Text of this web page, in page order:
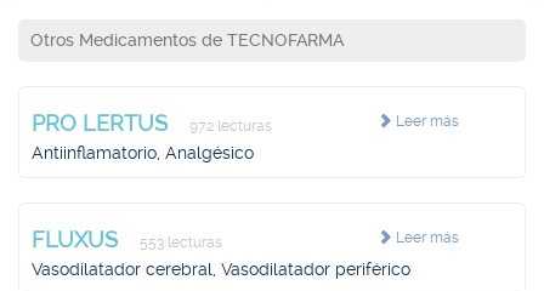
Otros Medicamentos de TECNOFARMA
Leer más
PRO LERTUS 972 lecturas
Antiinflamatorio, Analgésico
Leer más
FLUXUS 553 lecturas
Vasodilatador cerebral, Vasodilatador periférico